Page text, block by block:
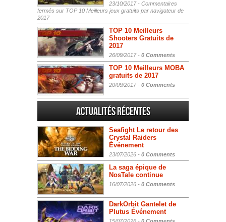
23/10/2017 - Commentaires
fermés sur TOP 10 Meilleurs jeux gratuits par navigateur de
2017
TOP 10 Meilleurs
Shooters Gratuits de
2017
26/09/2017 - 0 Comments
TOP 10 Meilleurs MOBA
gratuits de 2017
20/09/2017 - 0 Comments
Actualités Récentes
Seafight Le retour des
Crystal Raiders
Événement
23/07/2026 - 0 Comments
La saga épique de
NosTale continue
16/07/2026 - 0 Comments
DarkOrbit Gantelet de
Plutus Événement